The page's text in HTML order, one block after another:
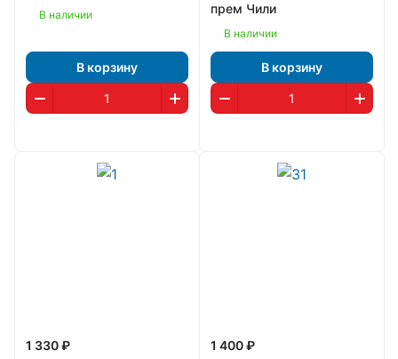
В наличии
В корзину
прем Чили
В наличии
В корзину
1 330 ₽
1 400 ₽